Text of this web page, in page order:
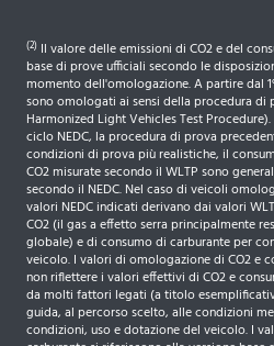
(2) Il valore delle emissioni di CO2 e del
base di prove ufficiali secondo le
momento dell'omologazione. A partire dal
sono omologati ai sensi della procedura di
Harmonized Light Vehicles Test
ciclo NEDC, la procedura di prova
condizioni di prova più realistiche, il
CO2 misurate secondo il WLTP sono
secondo il NEDC. Nel caso di veicoli
valori NEDC indicati derivano dai valori
CO2 (il gas a effetto serra principalmente
globale) e di consumo di carburante per
veicolo. I valori di omologazione di CO2 e
non riflettere i valori effettivi di CO2 e
da molti fattori legati (a titolo
guida, al percorso scelto, alle condizioni
condizioni, uso e dotazione del veicolo. I